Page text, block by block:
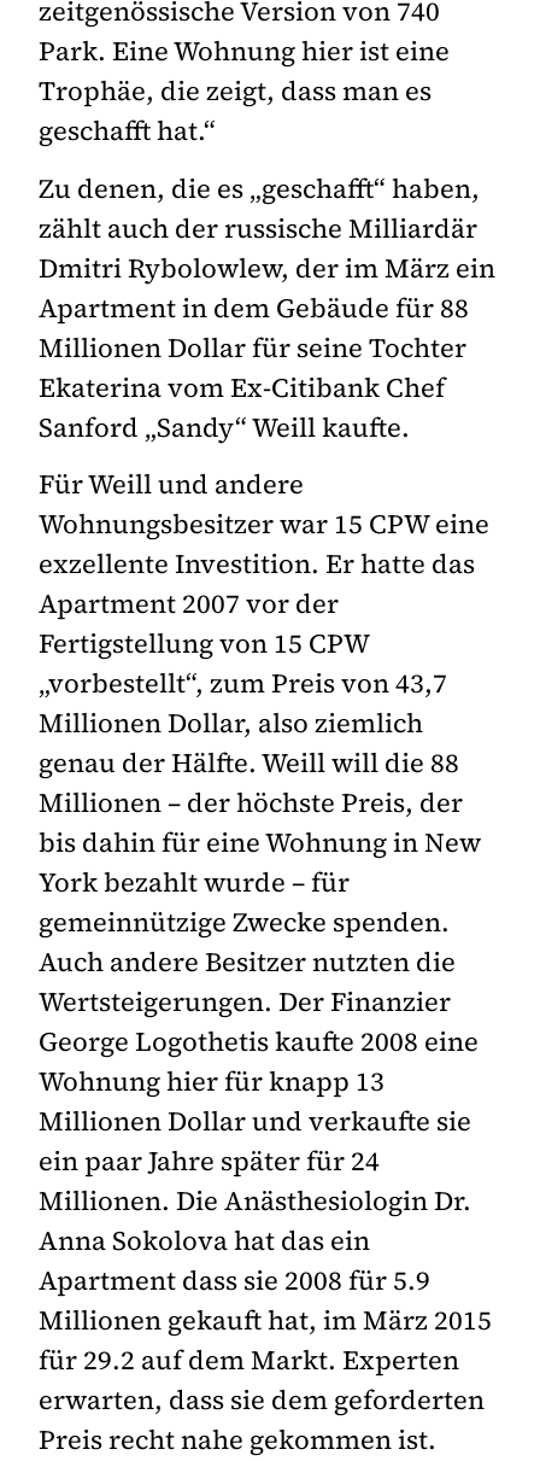
zeitgenössische Version von 740
Park. Eine Wohnung hier ist eine
Trophäe, die zeigt, dass man es
geschafft hat.“
Zu denen, die es „geschafft“ haben,
zählt auch der russische Milliardär
Dmitri Rybolowlew, der im März ein
Apartment in dem Gebäude für 88
Millionen Dollar für seine Tochter
Ekaterina vom Ex-Citibank Chef
Sanford „Sandy“ Weill kaufte.
Für Weill und andere
Wohnungsbesitzer war 15 CPW eine
exzellente Investition. Er hatte das
Apartment 2007 vor der
Fertigstellung von 15 CPW
„vorbestellt“, zum Preis von 43,7
Millionen Dollar, also ziemlich
genau der Hälfte. Weill will die 88
Millionen – der höchste Preis, der
bis dahin für eine Wohnung in New
York bezahlt wurde – für
gemeinnützige Zwecke spenden.
Auch andere Besitzer nutzten die
Wertsteigerungen. Der Finanzier
George Logothetis kaufte 2008 eine
Wohnung hier für knapp 13
Millionen Dollar und verkaufte sie
ein paar Jahre später für 24
Millionen. Die Anästhesiologin Dr.
Anna Sokolova hat das ein
Apartment dass sie 2008 für 5.9
Millionen gekauft hat, im März 2015
für 29.2 auf dem Markt. Experten
erwarten, dass sie dem geforderten
Preis recht nahe gekommen ist.